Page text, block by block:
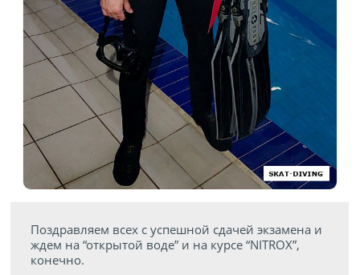
Поздравляем всех с успешной сдачей экзамена и
ждем на “открытой воде” и на курсе “NITROX”,
конечно.